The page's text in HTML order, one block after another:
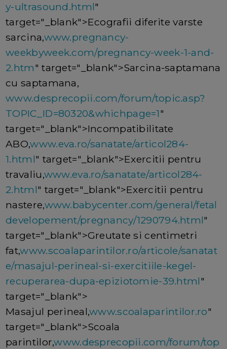
y-ultrasound.html"
target="_blank">Ecografii diferite varste
sarcina,www.pregnancy-
weekbyweek.com/pregnancy-week-1-and-
2.htm" target="_blank">Sarcina-saptamana
cu saptamana,
www.desprecopii.com/forum/topic.asp?
TOPIC_ID=80320&whichpage=1"
target="_blank">Incompatibilitate
ABO,www.eva.ro/sanatate/articol284-
1.html" target="_blank">Exercitii pentru
travaliu,www.eva.ro/sanatate/articol284-
2.html" target="_blank">Exercitii pentru
nastere,www.babycenter.com/general/fetal
developement/pregnancy/1290794.html"
target="_blank">Greutate si centimetri
fat,www.scoalaparintilor.ro/articole/sanatat
e/masajul-perineal-si-exercitiile-kegel-
recuperarea-dupa-epiziotomie-39.html"
target="_blank">
Masajul perineal,www.scoalaparintilor.ro"
target="_blank">Scoala
parintilor,www.desprecopii.com/forum/top